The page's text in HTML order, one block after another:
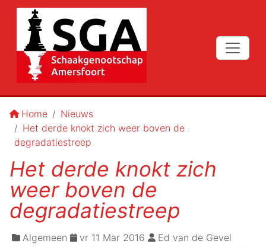
Home
Nieuws
Het derde knokt zich weer boven de
degradatiestreep
Het derde knokt zich
weer boven de
degradatiestreep
Algemeen vr 11 Mar 2016 Ed van de Gevel